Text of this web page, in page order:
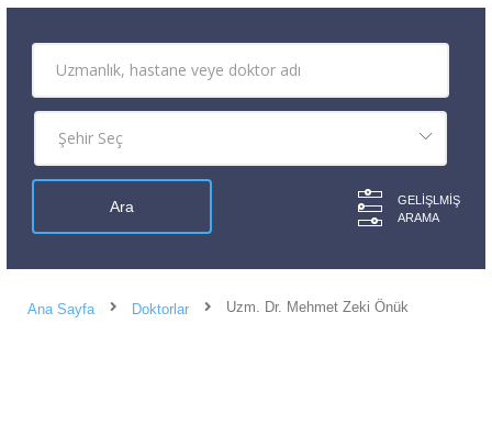
GELIŞLMIŞ
ARAMA
Ana Sayfa Doktorlar Uzm. Dr. Mehmet Zeki Önük